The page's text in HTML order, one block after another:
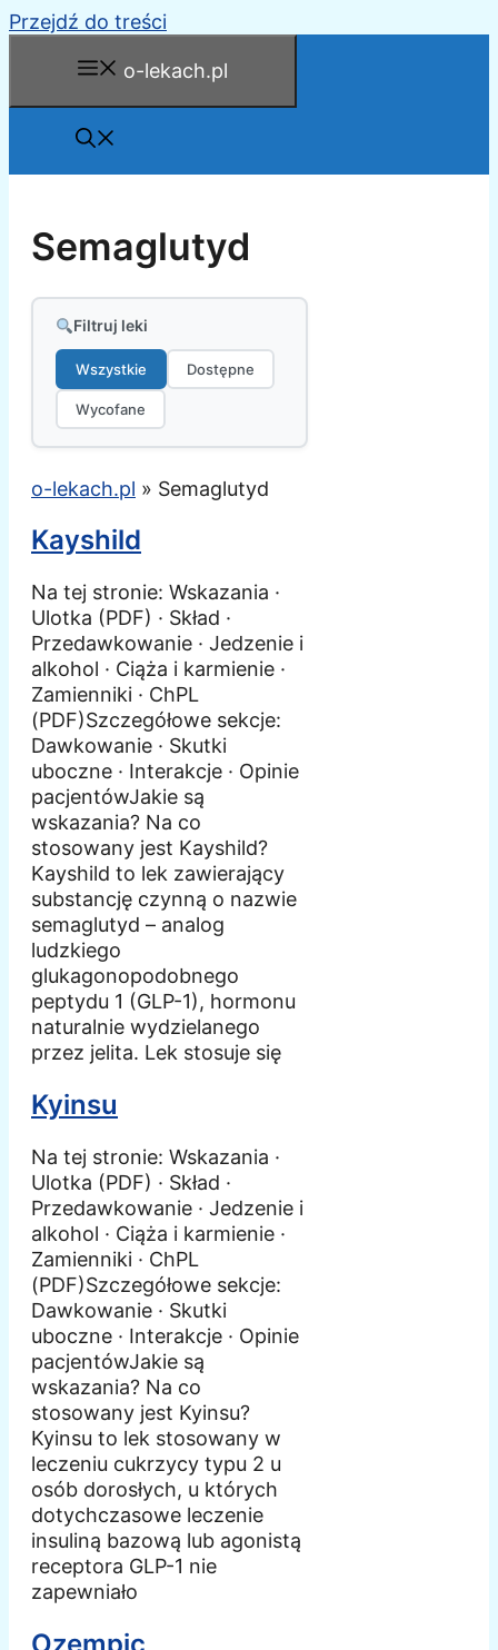
Przejdź do treści
o-lekach.pl
Semaglutyd
Filtruj leki
Wszystkie Dostępne
Wycofane
o-lekach.pl » Semaglutyd
Kayshild
Na tej stronie: Wskazania ·
Ulotka (PDF) · Skład ·
Przedawkowanie · Jedzenie i
alkohol · Ciąża i karmienie ·
Zamienniki · ChPL
(PDF)Szczegółowe sekcje:
Dawkowanie · Skutki
uboczne · Interakcje · Opinie
pacjentówJakie są
wskazania? Na co
stosowany jest Kayshild?
Kayshild to lek zawierający
substancję czynną o nazwie
semaglutyd – analog
ludzkiego
glukagonopodobnego
peptydu 1 (GLP-1), hormonu
naturalnie wydzielanego
przez jelita. Lek stosuje się
Kyinsu
Na tej stronie: Wskazania ·
Ulotka (PDF) · Skład ·
Przedawkowanie · Jedzenie i
alkohol · Ciąża i karmienie ·
Zamienniki · ChPL
(PDF)Szczegółowe sekcje:
Dawkowanie · Skutki
uboczne · Interakcje · Opinie
pacjentówJakie są
wskazania? Na co
stosowany jest Kyinsu?
Kyinsu to lek stosowany w
leczeniu cukrzycy typu 2 u
osób dorosłych, u których
dotychczasowe leczenie
insuliną bazową lub agonistą
receptora GLP-1 nie
zapewniało